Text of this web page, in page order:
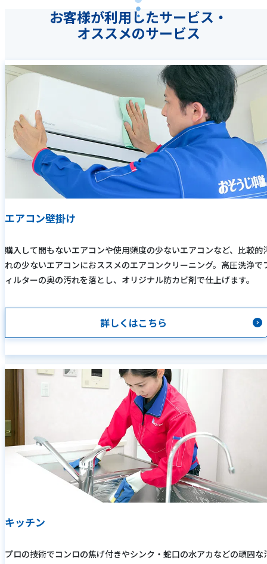
お客様が利用したサービス・
オススメのサービス
エアコン壁掛け
購入して間もないエアコンや使用頻度の少ないエアコンなど、比較的
れの少ないエアコンにおススメのエアコンクリーニング。高圧洗浄で
ィルターの奥の汚れを落とし、オリジナル防カビ剤で仕上げます。
詳しくはこちら
キッチン
プロの技術でコンロの焦げ付きやシンク・蛇口の水アカなどの頑固な